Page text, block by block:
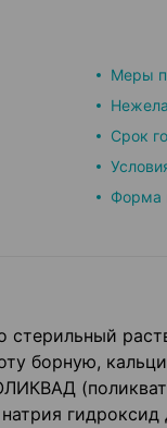
Меры
Срок
Форма
борную,
гидроксид